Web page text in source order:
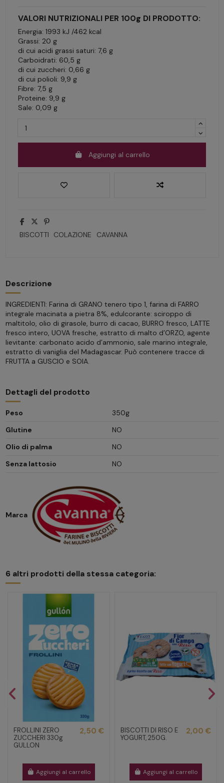
VALORI NUTRIZIONALI PER 100g DI PRODOTTO:
Energia: 1993 kJ /462 kcal
Grassi: 20 g
di cui acidi grassi saturi: 7,6 g
Carboidrati: 60,5 g
di cui zuccheri: 0,66 g
di cui polioli: 9,9 g
Fibre: 7,5 g
Proteine: 9,9 g
Sale: 0,09 g
Aggiungi al carrello
BISCOTTI COLAZIONE CAVANNA
Descrizione
INGREDIENTI: Farina di GRANO tenero tipo 1, farina di FARRO
integrale macinata a pietra 8%, edulcorante: sciroppo di
maltitolo, olio di girasole, burro di cacao, BURRO fresco, LATTE
fresco intero, UOVA fresche, estratto di malto d’ORZO, agente
lievitante: carbonato acido d’ammonio, sale marino integrale,
estratto di vaniglia del Madagascar. Può contenere tracce di
FRUTTA a GUSCIO e SOIA.
Dettagli del prodotto
Peso
350g
Glutine
NO
Olio di palma
NO
Senza lattosio
NO
Marca
6 altri prodotti della stessa categoria:
FROLLINI ZERO
ZUCCHERI 330g
GULLON
2,50 €
Aggiungi al carrello
BISCOTTI DI RISO E
YOGURT, 250G.
2,00 €
Aggiungi al carrello